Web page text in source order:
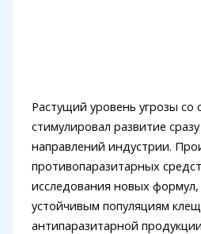
Растущий уровень угрозы
стимулировал развитие
направлений индустрии.
противопаразитарных
исследования новых
устойчивым популяциям
антипаразитарной